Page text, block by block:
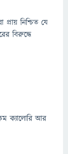
নিশ্চিত যে
বিরুদ্ধে
ক্যালোরি আর